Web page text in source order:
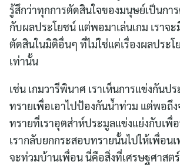
Search
รู้สึกว่าทุกการตัดสินใจของมนุษย์เป็นกา
กับผลประโยชน์ แต่พอมาเล่นเกม เราจะ
ตัดสินในมิติอื่นๆ ที่ไม่ใช่แค่เรื่องผลประโ
เท่านั้น
เช่น เกมวารีพินาศ เราเห็นการแข่งกันป
ทรายเพื่อเอาไปป้องกันน้ำท่วม แต่พอถึ
ทรายที่เราอุตส่าห์ประมูลแข่งแย่งกับเพื่
เรากลับยกกระสอบทรายนั้นไปให้เพื่อนเ
จะท่วมบ้านเพื่อน นี่คือสิ่งที่เศรษฐศาสตร์